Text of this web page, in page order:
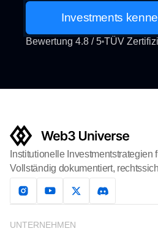
Investments
Bewertung 4.8 / 5 TÜV
Institutionelle Investmentstrategien
Vollständig dokumentiert,
UNTERNEHMEN